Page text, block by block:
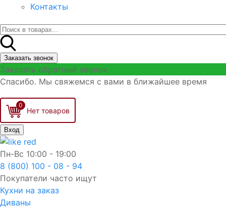
Контакты
Заказать звонок
Заказать обратный звонок
Спасибо. Мы свяжемся с вами в ближайшее время
0
Вход
Пн-Вс 10:00 - 19:00
8 (800) 100 - 08 - 94
Покупатели часто ищут
Кухни на заказ
Диваны